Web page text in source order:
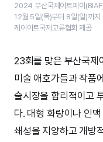
2024 부산국제아트페어(BIAF)
12월 5일(목)부터 8일(일)까지
케이아트국제교류협회 제공
23회를 맞은 부산국제
미술 애호가들과 작품
술시장을 합리적이고
다. 대형 화랑이나 인
쇄성을 지양하고 개방